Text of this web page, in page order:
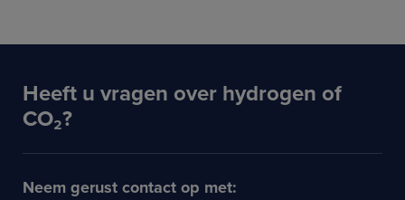
Heeft u vragen over hydrogen of
CO₂?
Neem gerust contact op met: